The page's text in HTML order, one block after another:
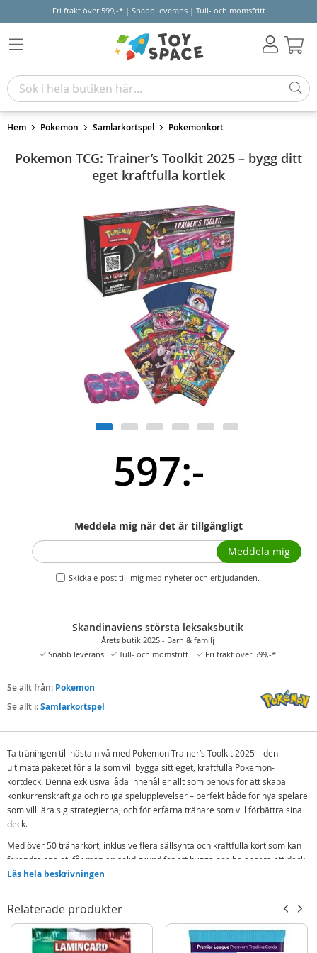
Fri frakt över 599,-* | Snabb leverans | Tull- och momsfritt
Hem Pokemon Samlarkortspel Pokemonkort
Pokemon TCG: Trainer’s Toolkit 2025 – bygg ditt
eget kraftfulla kortlek
597:-
Meddela mig när det är tillgängligt
Skicka e-post till mig med nyheter och erbjudanden.
Meddela mig
Skandinaviens största leksaksbutik
Årets butik 2025 - Barn & familj
Snabb leverans
Tull- och momsfritt Fri frakt över 599,-*
Se allt från: Pokemon
Se allt i:Samlarkortspel
Ta träningen till nästa nivå med Pokemon Trainer’s Toolkit 2025 – den
ultimata paketet för alla som vill bygga sitt eget, kraftfulla Pokemon-
kortdeck. Denna exklusiva låda innehåller allt som behövs för att skapa
konkurrenskraftiga och roliga spelupplevelser – perfekt både för nya spelare
som vill lära sig strategierna, och för erfarna tränare som vill förbättra sina
deck.
Med över 50 tränarkort, inklusive flera sällsynta och kraftfulla kort som kan
förändra spelet, får man en solid grund för att bygga och balansera ett deck.
Dessutom följer det med 4 boosterpaket som ger ännu fler möjligheter att
Allt är packat i en praktisk förvaringslåda med kortskydd, tärningar,
tillståndsmarkörer och en strategi-guide – så spelaren är redo för kamp
Läs hela beskrivningen
Relaterade produkter